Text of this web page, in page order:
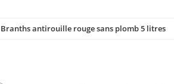
Branths antirouille rouge sans plomb 5 litres